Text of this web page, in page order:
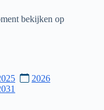
bekijken op
2026